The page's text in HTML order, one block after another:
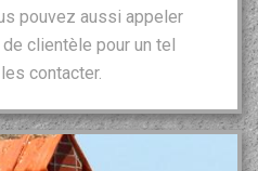
pouvez aussi appeler
clientèle pour un tel
contacter.